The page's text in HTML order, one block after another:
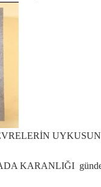
KARANLIĞI